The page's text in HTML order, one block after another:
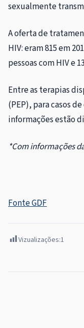
sexualmente
A oferta de
HIV: eram 815 em
pessoas com HIV e
Entre as terapias
(PEP), para casos
informações estão
*Com informações
Fonte GDF
Vizualizações:1